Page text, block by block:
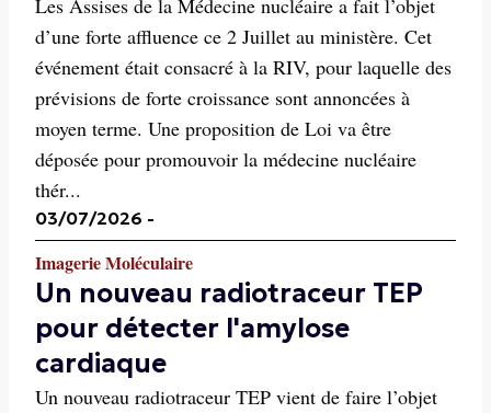
Les Assises de la Médecine nucléaire a fait l’objet
d’une forte affluence ce 2 Juillet au ministère. Cet
événement était consacré à la RIV, pour laquelle des
prévisions de forte croissance sont annoncées à
moyen terme. Une proposition de Loi va être
déposée pour promouvoir la médecine nucléaire
thér...
03/07/2026 -
Imagerie Moléculaire
Un nouveau radiotraceur TEP
pour détecter l'amylose
cardiaque
Un nouveau radiotraceur TEP vient de faire l’objet